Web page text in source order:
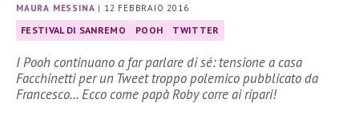
MAURA MESSINA | 12 FEBBRAIO 2016
FESTIVAL DI SANREMO POOH TWITTER
I Pooh continuano a far parlare di sé: tensione a casa
Facchinetti per un Tweet troppo polemico pubblicato da
Francesco… Ecco come papà Roby corre ai ripari!